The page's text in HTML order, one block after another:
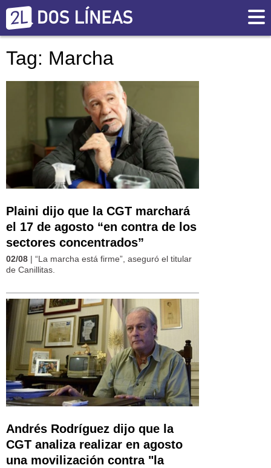
Tag: Marcha
Plaini dijo que la CGT marchará
el 17 de agosto “en contra de los
sectores concentrados”
02/08 | “La marcha está firme”, aseguró el titular
de Canillitas.
Andrés Rodríguez dijo que la
CGT analiza realizar en agosto
una movilización contra "la